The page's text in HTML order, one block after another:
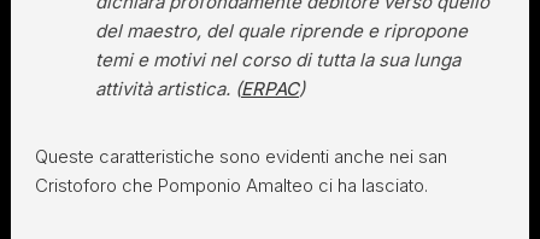
del maestro, del quale riprende e ripropone
temi e motivi nel corso di tutta la sua lunga
attività artistica. (ERPAC)
Queste caratteristiche sono evidenti anche nei san
Cristoforo che Pomponio Amalteo ci ha lasciato.